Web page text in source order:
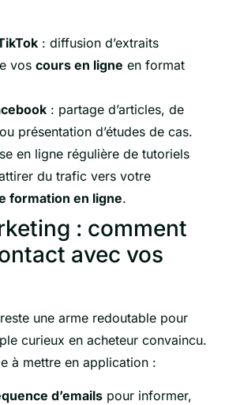
: diffusion d’extraits
vos cours en ligne en format
: partage d’articles, de
présentation d’études de cas.
en ligne régulière de tutoriels
du trafic vers votre
formation en ligne.
: comment
avec vos
reste une arme redoutable pour
curieux en acheteur convaincu.
à mettre en application :
d’emails pour informer,